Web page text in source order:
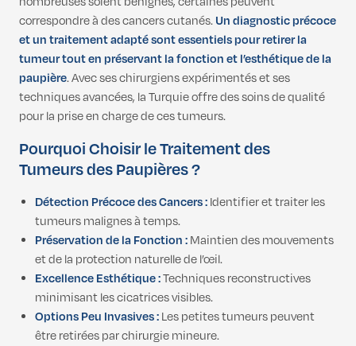
correspondre à des cancers cutanés.Un diagnostic précoce
et un traitement adapté sont essentiels pour retirer la
tumeur tout en préservant la fonction et l’esthétique de la
paupière. Avec ses chirurgiens expérimentés et ses
techniques avancées, la Turquie offre des soins de qualité
pour la prise en charge de ces tumeurs.
Pourquoi Choisir le Traitement des
Tumeurs des Paupières ?
Détection Précoce des Cancers :Identifier et traiter les
tumeurs malignes à temps.
Préservation de la Fonction :Maintien des mouvements
et de la protection naturelle de l’œil.
Excellence Esthétique :Techniques reconstructives
minimisant les cicatrices visibles.
Options Peu Invasives :Les petites tumeurs peuvent
être retirées par chirurgie mineure.